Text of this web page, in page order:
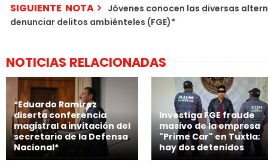
SIGUIENTE NOTA
Jóvenes conocen las diversas
denunciar delitos ambiénteles (FGE)*
NOTICIAS RELACIONADAS
*Eduardo Ramírez
diserta conferencia
magistral a invitación del
secretario de la Defensa
Nacional*
Investiga FGE fraude
masivo de la empresa
"Prime Car" en Tuxtla;
hay dos detenidos